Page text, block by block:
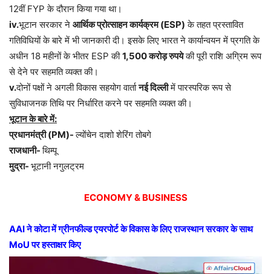
12वीं FYP के दौरान किया गया था।
iv.भूटान सरकार ने आर्थिक प्रोत्साहन कार्यक्रम (ESP) के तहत प्रस्तावित
गतिविधियों के बारे में भी जानकारी दी। इसके लिए भारत ने कार्यान्वयन में प्रगति के
अधीन 18 महीनों के भीतर ESP की1,500करोड़ रुपयेकी पूरी राशि अग्रिम रूप
से देने पर सहमति व्यक्त की।
v.दोनों पक्षों ने अगली विकास सहयोग वार्तानई दिल्लीमें पारस्परिक रूप से
सुविधाजनक तिथि पर निर्धारित करने पर सहमति व्यक्त की।
भूटान के बारे में:
प्रधानमंत्री (PM)-ल्योंचेन दाशो शेरिंग तोबगे
राजधानी- थिम्पू
मुद्रा- भूटानी नगुलट्रम
ECONOMY & BUSINESS
AAIने कोटा में ग्रीनफील्ड एयरपोर्ट के विकास के लिए राजस्थान सरकार के साथ
MoU पर हस्ताक्षर किए